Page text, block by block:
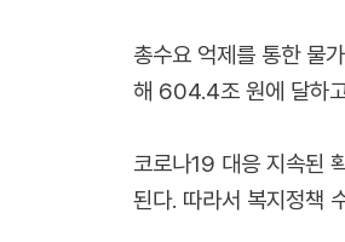
총수요 억제를 통한 물
해 604.4조 원에 달하
코로나19 대응 지속된
된다. 따라서 복지정책